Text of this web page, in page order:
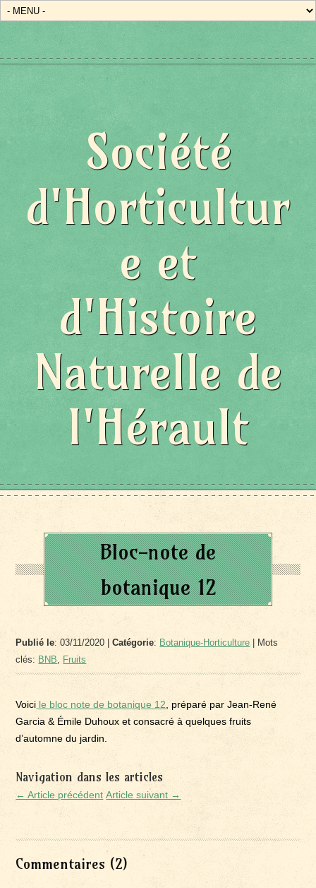
Société
d'Horticultur
e et
d'Histoire
Naturelle de
l'Hérault
Bloc-note de
botanique 12
Publié le: 03/11/2020 |Catégorie: Botanique-Horticulture | Mots
clés: BNB, Fruits
Voici le bloc note de botanique 12 , préparé par Jean-René
Garcia & Émile Duhoux et consacré à quelques fruits
d’automne du jardin.
Navigation dans les articles
← Article précédent Article suivant →
Commentaires (2)